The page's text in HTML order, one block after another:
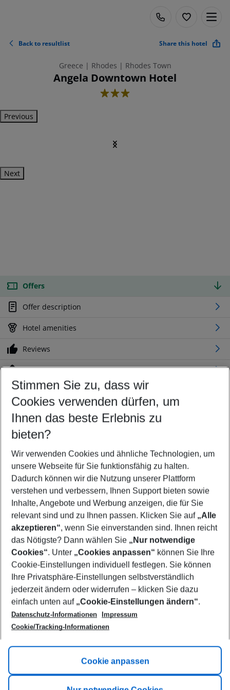
Back to resultlist Share this hotel
Greece | Rhodes | Rhodes Town
Angela Downtown Hotel
3
Previous
Next
Offers
Offer description
Hotel amenities
Reviews
Location
Customize your offer
Find the perfect deal which suits your best
Your departure airport
Any airport
Select your date range
11/08/26–09/08/27 5-8 nights
Who will travel
2 adults No children
Show more filter
Footer
Footer navigation
Title A
Link A
Stimmen Sie zu, dass wir
Cookies verwenden dürfen, um
Ihnen das beste Erlebnis zu
bieten?
Wir verwenden Cookies und ähnliche Technologien, um
unsere Webseite für Sie funktionsfähig zu halten.
Dadurch können wir die Nutzung unserer Plattform
verstehen und verbessern, Ihnen Support bieten sowie
Inhalte, Angebote und Werbung anzeigen, die für Sie
relevant sind und zu Ihnen passen. Klicken Sie auf „Alle
akzeptieren“, wenn Sie einverstanden sind. Ihnen reicht
das Nötigste? Dann wählen Sie „Nur notwendige
Cookies“. Unter „Cookies anpassen“ können Sie Ihre
Cookie-Einstellungen individuell festlegen. Sie können
Ihre Privatsphäre-Einstellungen selbstverständlich
jederzeit ändern oder widerrufen – klicken Sie dazu
einfach unten auf „Cookie-Einstellungen ändern“.
Datenschutz-Informationen
Impressum
Cookie/Tracking-Informationen
Cookie anpassen